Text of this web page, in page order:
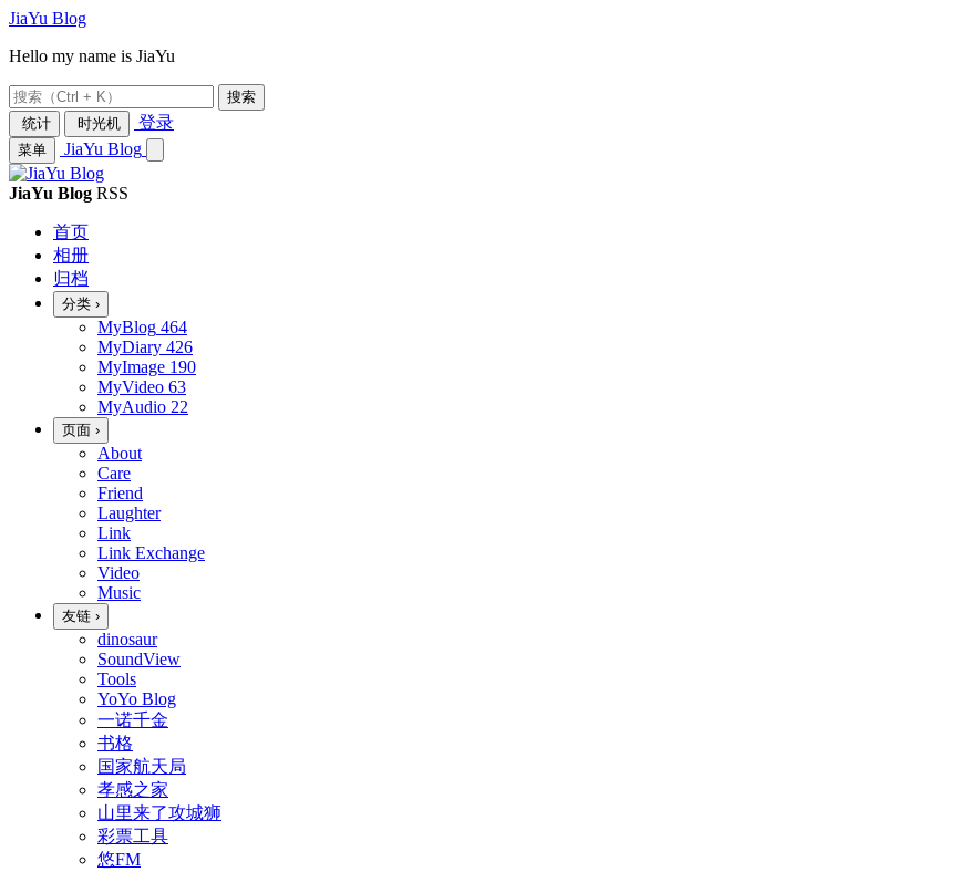
JiaYu Blog
Hello my name is JiaYu
搜索
统计
时光机 登录
菜单 JiaYu Blog
JiaYu Blog RSS
首页
相册
归档
分类 ›
MyBlog 464
MyDiary 426
MyImage 190
MyVideo 63
MyAudio 22
页面 ›
About
Care
Friend
Laughter
Link
Link Exchange
Video
Music
友链 ›
dinosaur
SoundView
Tools
YoYo Blog
一诺千金
书格
国家航天局
孝感之家
山里来了攻城狮
彩票工具
悠FM